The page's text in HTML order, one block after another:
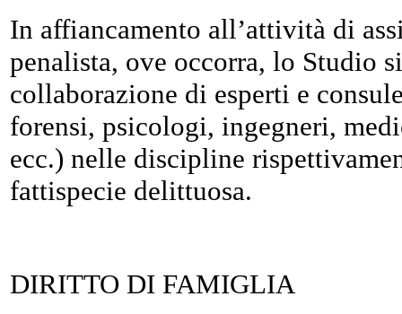
In affiancamento all’attività di
penalista, ove occorra, lo Studio
collaborazione di esperti e
forensi, psicologi, ingegneri,
ecc.) nelle discipline
fattispecie delittuosa.
DIRITTO DI FAMIGLIA